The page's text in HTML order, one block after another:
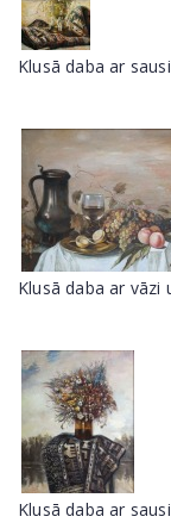
Klusā daba ar
Klusā daba ar vāzi
Klusā daba ar